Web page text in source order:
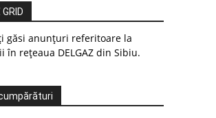
GRID
găsi anunțuri referitoare la
în rețeaua DELGAZ din Sibiu.